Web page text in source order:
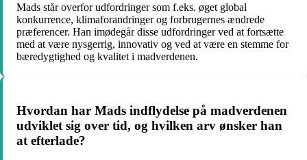
Mads står overfor udfordringer som f.eks. øget global
konkurrence, klimaforandringer og forbrugernes ændrede
præferencer. Han imødegår disse udfordringer ved at fortsætte
med at være nysgerrig, innovativ og ved at være en stemme for
bæredygtighed og kvalitet i madverdenen.
Hvordan har Mads indflydelse på madverdenen
udviklet sig over tid, og hvilken arv ønsker han
at efterlade?